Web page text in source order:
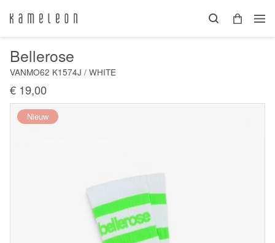
Bellerose
VANMO62 K1574J / WHITE
€ 19,00
Nieuw